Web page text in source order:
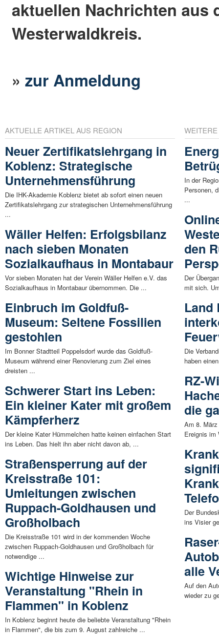
aktuellen Nachrichten aus
Westerwaldkreis.
»zur Anmeldung
AKTUELLE ARTIKEL AUS REGION
Neuer Zertifikatslehrgang in
Koblenz: Strategische
Unternehmensführung
Die IHK-Akademie Koblenz bietet ab sofort einen neuen
Zertifikatslehrgang zur strategischen Unternehmensführung
...
Wäller Helfen: Erfolgsbilanz
nach sieben Monaten
Sozialkaufhaus in Montabaur
Vor sieben Monaten hat der Verein Wäller Helfen e.V. das
Sozialkaufhaus in Montabaur übernommen. Die ...
Einbruch im Goldfuß-
Museum: Seltene Fossilien
gestohlen
Im Bonner Stadtteil Poppelsdorf wurde das Goldfuß-
Museum während einer Renovierung zum Ziel eines
dreisten ...
Schwerer Start ins Leben:
Ein kleiner Kater mit großem
Kämpferherz
Der kleine Kater Hümmelchen hatte keinen einfachen Start
ins Leben. Das hielt ihn aber nicht davon ab, ...
Straßensperrung auf der
Kreisstraße 101:
Umleitungen zwischen
Ruppach-Goldhausen und
Großholbach
Die Kreisstraße 101 wird in der kommenden Woche
zwischen Ruppach-Goldhausen und Großholbach für
notwendige ...
Wichtige Hinweise zur
Veranstaltung "Rhein in
Flammen" in Koblenz
In Koblenz beginnt heute die beliebte Veranstaltung "Rhein
in Flammen", die bis zum 9. August zahlreiche ...
In der
Personen,
...
den
Der
mit sich.
Land
Die
haben
RZ-
die
Am 8. März
Ereignis im
Der
ins Visier
alle
Auf den
wieder zu